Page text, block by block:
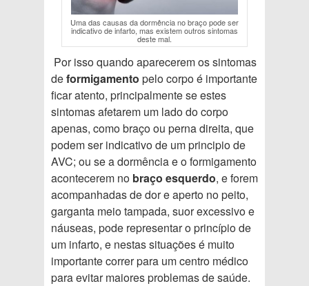
Uma das causas da dormência no braço pode ser
indicativo de infarto, mas existem outros sintomas
deste mal.
Por isso quando aparecerem os sintomas
deformigamento pelo corpo é importante
ficar atento, principalmente se estes
sintomas afetarem um lado do corpo
apenas, como braço ou perna direita, que
podem ser indicativo de um principio de
AVC; ou se a dormência e o formigamento
acontecerem no braço esquerdo, e forem
acompanhadas de dor e aperto no peito,
garganta meio tampada, suor excessivo e
náuseas, pode representar o princípio de
um infarto, e nestas situações é muito
importante correr para um centro médico
para evitar maiores problemas de saúde.